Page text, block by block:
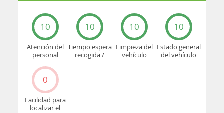
10
Atención del
personal
10
Tiempo espera
recogida /
10
Limpieza del
vehículo
10
Estado general
del vehículo
0
Facilidad para
localizar el